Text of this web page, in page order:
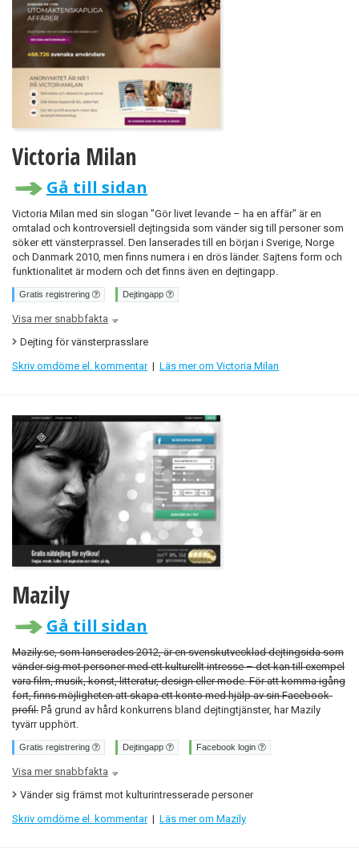
Victoria Milan
Gå till sidan
Victoria Milan med sin slogan "Gör livet levande – ha en affär" är en
omtalad och kontroversiell dejtingsida som vänder sig till personer som
söker ett vänsterprassel. Den lanserades till en början i Sverige, Norge
och Danmark 2010, men finns numera i en drös länder. Sajtens form och
funktionalitet är modern och det finns även en dejtingapp.
Gratis registrering Dejtingapp
Visa mer snabbfakta
Dejting för vänsterprasslare
Skriv omdöme el. kommentar | Läs mer om Victoria Milan
Mazily
Gå till sidan
Mazily.se, som lanserades 2012, är en svenskutvecklad dejtingsida som
vänder sig mot personer med ett kulturellt intresse – det kan till exempel
vara film, musik, konst, litteratur, design eller mode. För att komma igång
fort, finns möjligheten att skapa ett konto med hjälp av sin Facebook-
profil. På grund av hård konkurrens bland dejtingtjänster, har Mazily
tyvärr upphört.
Gratis registrering Dejtingapp Facebook login
Visa mer snabbfakta
Vänder sig främst mot kulturintresserade personer
Skriv omdöme el. kommentar | Läs mer om Mazily